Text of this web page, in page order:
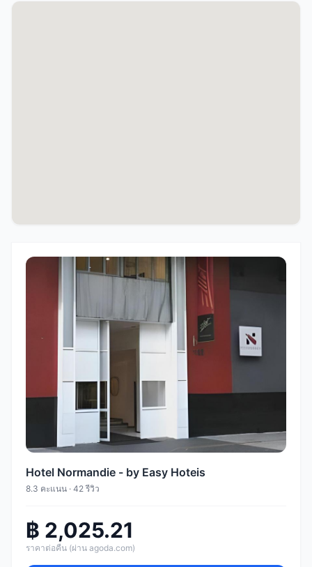
Hotel Normandie - by Easy Hoteis
8.3 คะแนน · 42 รีวิว
฿ 2,025.21
ราคาต่อคืน (ผ่าน agoda.com)